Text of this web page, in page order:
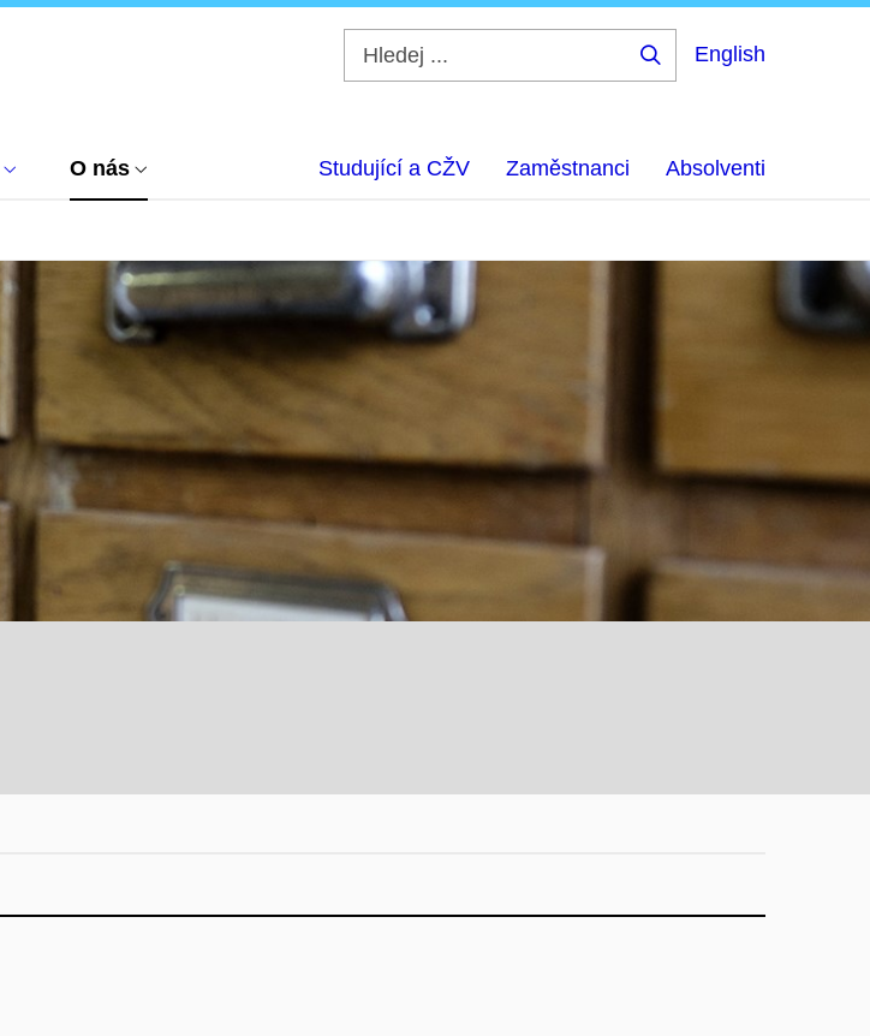
English
O nás Studující a CŽV Zaměstnanci Absolventi